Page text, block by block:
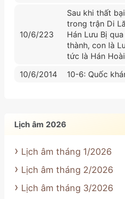
10/6/223
Sau khi thất
trong trận Di
Hán Lưu Bị
thành, con là
tức là Hán
10/6/2014
10-6: Quốc
Lịch âm 2026
Lịch âm tháng 1/2026
Lịch âm tháng 2/2026
Lịch âm tháng 3/2026